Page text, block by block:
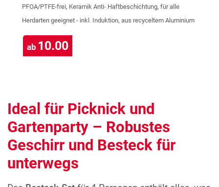
PFOA/PTFE-frei, Keramik Anti- Haftbeschichtung, für alle
Herdarten geeignet - inkl. Induktion, aus recyceltem Aluminium
ab 10.00
Ideal für Picknick und
Gartenparty – Robustes
Geschirr und Besteck für
unterwegs